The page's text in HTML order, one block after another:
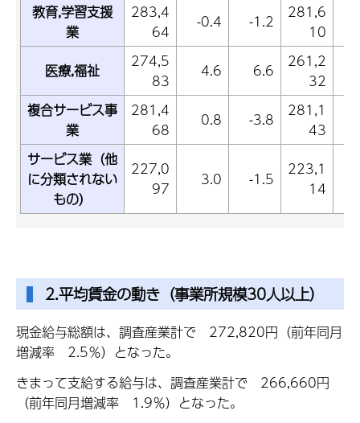
教育,学習支援
業
283,4
64
-0.4 -1.2
281,6
10
医療,福祉
274,5
83
4.6 6.6
261,2
32
複合サービス事
業
281,4
68
0.8 -3.8
281,1
43
サービス業（他
に分類されない
もの）
227,0
97
3.0 -1.5
223,1
14
2.平均賃金の動き（事業所規模30人以上）
現金給与総額は、調査産業計で 272,820円（前年同月
増減率 2.5％）となった。
きまって支給する給与は、調査産業計で 266,660円
（前年同月増減率 1.9％）となった。